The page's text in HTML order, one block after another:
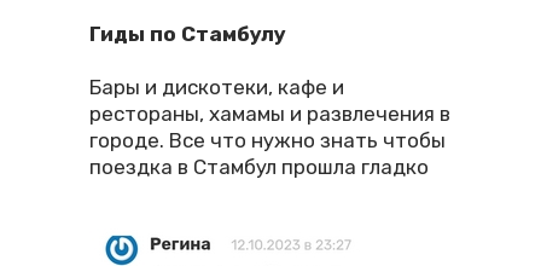
Гиды по Стамбулу
Бары и дискотеки, кафе и
рестораны, хамамы и развлечения в
городе. Все что нужно знать чтобы
поездка в Стамбул прошла гладко